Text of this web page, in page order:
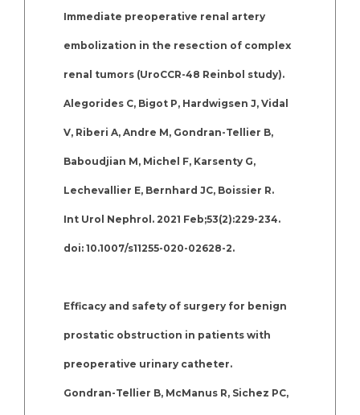
Immediate preoperative renal artery
embolization in the resection of complex
renal tumors (UroCCR-48 Reinbol study).
Alegorides C, Bigot P, Hardwigsen J, Vidal
V, Riberi A, Andre M, Gondran-Tellier B,
Baboudjian M, Michel F, Karsenty G,
Lechevallier E, Bernhard JC, Boissier R.
Int Urol Nephrol. 2021 Feb;53(2):229-234.
doi: 10.1007/s11255-020-02628-2.
Efficacy and safety of surgery for benign
prostatic obstruction in patients with
preoperative urinary catheter.
Gondran-Tellier B, McManus R, Sichez PC,